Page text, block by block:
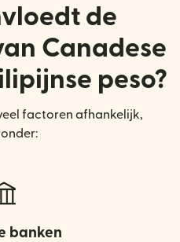
de
Canadese
peso?
factoren afhankelijk,
banken